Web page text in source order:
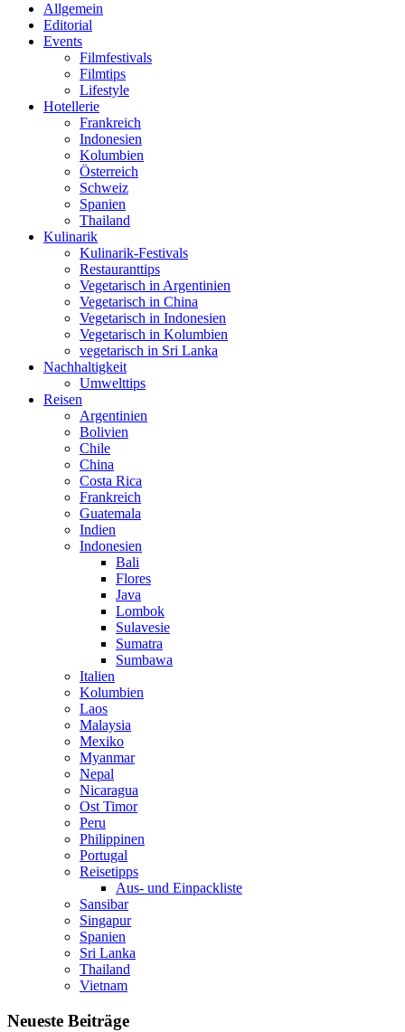
Allgemein
Editorial
Events
Filmfestivals
Filmtips
Lifestyle
Hotellerie
Frankreich
Indonesien
Kolumbien
Österreich
Schweiz
Spanien
Thailand
Kulinarik
Kulinarik-Festivals
Restauranttips
Vegetarisch in Argentinien
Vegetarisch in China
Vegetarisch in Indonesien
Vegetarisch in Kolumbien
vegetarisch in Sri Lanka
Nachhaltigkeit
Umwelttips
Reisen
Argentinien
Bolivien
Chile
China
Costa Rica
Frankreich
Guatemala
Indien
Indonesien
Bali
Flores
Java
Lombok
Sulavesie
Sumatra
Sumbawa
Italien
Kolumbien
Laos
Malaysia
Mexiko
Myanmar
Nepal
Nicaragua
Ost Timor
Peru
Philippinen
Portugal
Reisetipps
Aus- und Einpackliste
Sansibar
Singapur
Spanien
Sri Lanka
Thailand
Vietnam
Neueste Beiträge